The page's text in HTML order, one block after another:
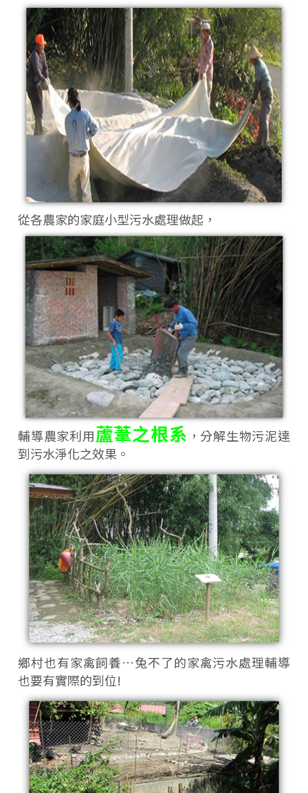
從各農家的家庭小型污水處理做起，
輔導農家利用蘆葦之根系 ，分解生物污泥達
到污水淨化之效果。
鄉村也有家禽飼養…兔不了的家禽污水處理輔導
也要有實際的到位!